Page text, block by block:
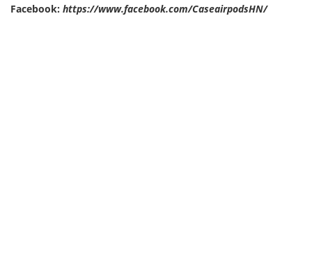
Facebook: https://www.facebook.com/CaseairpodsHN/